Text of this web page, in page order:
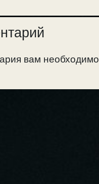
вам необходимо